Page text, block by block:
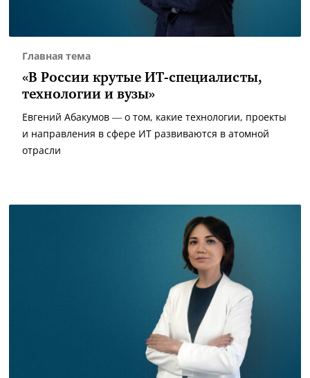
Главная тема
«В России крутые ИТ-специалисты,
технологии и вузы»
Евгений Абакумов — о том, какие технологии, проекты
и направления в сфере ИТ развиваются в атомной
отрасли